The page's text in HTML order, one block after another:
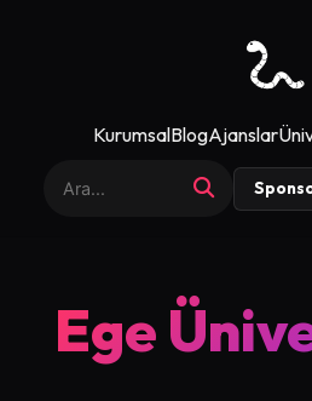
KurumsalBlogAjanslar
Ege